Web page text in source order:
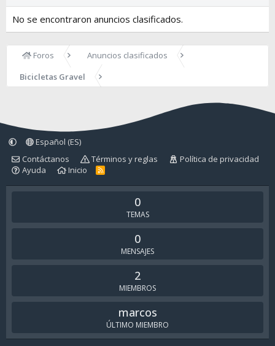
No se encontraron anuncios clasificados.
Foros
Anuncios clasificados
Bicicletas Gravel
Español (ES)
Contáctanos
Términos y reglas
Política de privacidad
Ayuda
Inicio
R
S
0
TEMAS
0
MENSAJES
2
MIEMBROS
marcos
ÚLTIMO MIEMBRO